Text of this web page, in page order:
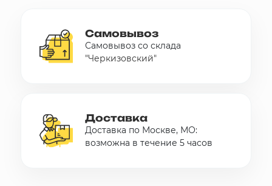
Самовывоз
Самовывоз со склада
"Черкизовский"
Доставка
Доставка по Москве, МО:
возможна в течение 5 часов